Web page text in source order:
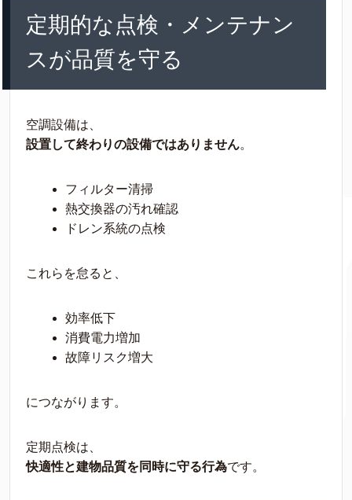
定期的な点検・メンテナン
スが品質を守る
空調設備は、
設置して終わりの設備ではありません。
フィルター清掃
熱交換器の汚れ確認
ドレン系統の点検
これらを怠ると、
効率低下
消費電力増加
故障リスク増大
につながります。
定期点検は、
快適性と建物品質を同時に守る行為です。